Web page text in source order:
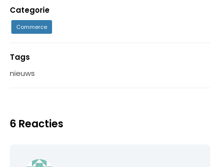
Categorie
Commerce
Tags
nieuws
6 Reacties